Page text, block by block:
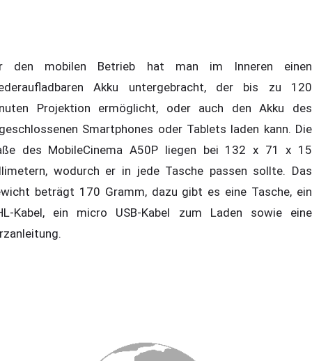
den mobilen Betrieb hat man im Inneren einen
Akku untergebracht, der bis zu 120
Projektion ermöglicht, oder auch den Akku des
Smartphones oder Tablets laden kann. Die
des MobileCinema A50P liegen bei 132 x 71 x 15
wodurch er in jede Tasche passen sollte. Das
beträgt 170 Gramm, dazu gibt es eine Tasche, ein
Kabel, ein micro USB-Kabel zum Laden sowie eine